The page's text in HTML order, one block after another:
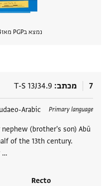
נמצא בPGP מאז
7 מכתב T-S 13J34.9
Primary language
Arabic
(brother's son) Abū
of the 13th century.
…
Recto
תגים